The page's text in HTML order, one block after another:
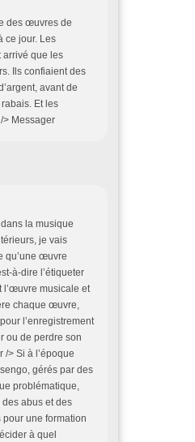
des œuvres de
ce jour. Les
arrivé que les
Ils confiaient des
avant de
Et les
> Messager
la musique
je vais
qu’une œuvre
à-dire l’étiqueter
l’œuvre musicale et
chaque œuvre,
l’enregistrement
ou de perdre son
/> Si à l’époque
gérés par des
problématique,
abus et des
pour une formation
à quel